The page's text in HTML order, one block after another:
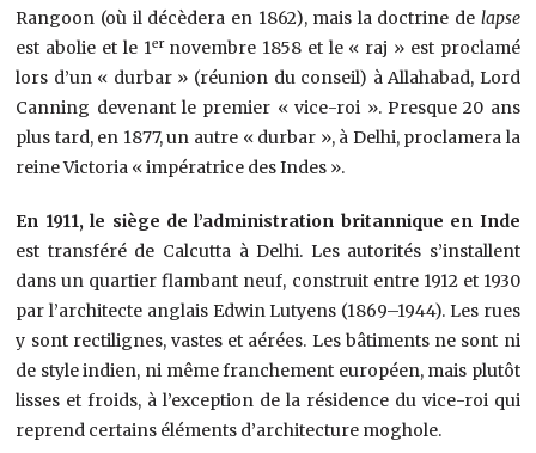
Rangoon (où il décèdera en 1862), mais la doctrine de lapse
est abolie et le 1ernovembre 1858 et le « raj » est proclamé
lors d’un « durbar » (réunion du conseil) à Allahabad, Lord
Canning devenant le premier « vice-roi ». Presque 20 ans
plus tard, en 1877, un autre « durbar », à Delhi, proclamera la
reine Victoria « impératrice des Indes ».
En 1911, le siège de l’administration britannique en Inde
est transféré de Calcutta à Delhi. Les autorités s’installent
dans un quartier flambant neuf, construit entre 1912 et 1930
par l’architecte anglais Edwin Lutyens (1869–1944). Les rues
y sont rectilignes, vastes et aérées. Les bâtiments ne sont ni
de style indien, ni même franchement européen, mais plutôt
lisses et froids, à l’exception de la résidence du vice-roi qui
reprend certains éléments d’architecture moghole.